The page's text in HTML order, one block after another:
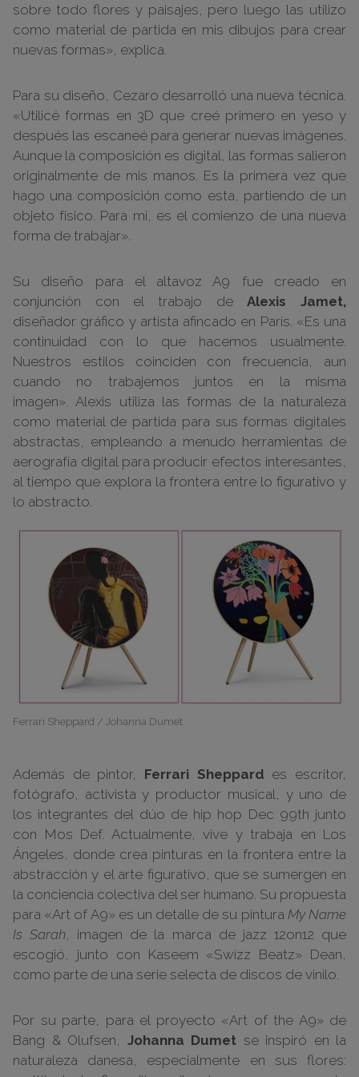
sobre todo flores y paisajes, pero luego las utilizo
como material de partida en mis dibujos para crear
nuevas formas», explica.
Para su diseño, Cezaro desarrolló una nueva técnica.
«Utilicé formas en 3D que creé primero en yeso y
después las escaneé para generar nuevas imágenes.
Aunque la composición es digital, las formas salieron
originalmente de mis manos. Es la primera vez que
hago una composición como esta, partiendo de un
objeto físico. Para mí, es el comienzo de una nueva
forma de trabajar».
Su diseño para el altavoz A9 fue creado en
conjunción con el trabajo deAlexis Jamet,
diseñador gráfico y artista afincado en París. «Es una
continuidad con lo que hacemos usualmente.
Nuestros estilos coinciden con frecuencia, aun
cuando no trabajemos juntos en la misma
imagen». Alexis utiliza las formas de la naturaleza
como material de partida para sus formas digitales
abstractas, empleando a menudo herramientas de
aerografía digital para producir efectos interesantes,
al tiempo que explora la frontera entre lo figurativo y
lo abstracto.
Ferrari Sheppard / Johanna Dumet
Además de pintor, Ferrari Sheppard es escritor,
fotógrafo, activista y productor musical, y uno de
los integrantes del dúo de hip hop Dec 99th junto
con Mos Def. Actualmente, vive y trabaja en Los
Ángeles, donde crea pinturas en la frontera entre la
abstracción y el arte figurativo, que se sumergen en
la conciencia colectiva del ser humano. Su propuesta
para «Art of A9» es un detalle de su pintura My Name
Is Sarah , imagen de la marca de jazz 12on12 que
escogió, junto con Kaseem «Swizz Beatz» Dean,
como parte de una serie selecta de discos de vinilo.
Por su parte, para el proyecto «Art of the A9» de
Bang & Olufsen, Johanna Dumet se inspiró en la
naturaleza danesa, especialmente en sus flores: